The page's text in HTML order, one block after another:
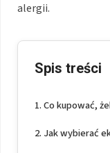
alergii.
Spis treści
Co kupować,
Jak wybierać